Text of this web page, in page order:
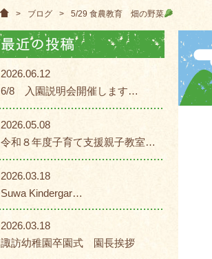
> ブログ > 5/29 食農教育 畑の野菜
2026.06.12
6/8 入園説明会開催します…
2026.05.08
令和８年度子育て支援親子教室…
2026.03.18
Suwa Kindergar…
2026.03.18
諏訪幼稚園卒園式 園長挨拶